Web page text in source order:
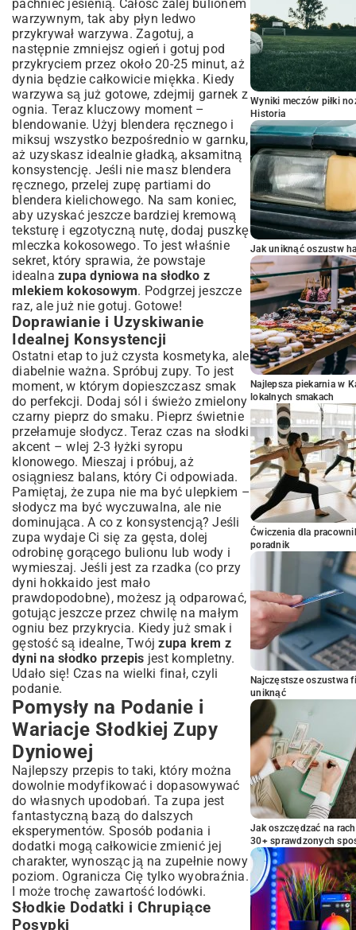
pachnieć jesienią. Całość zalej bulionem
warzywnym, tak aby płyn ledwo
przykrywał warzywa. Zagotuj, a
następnie zmniejsz ogień i gotuj pod
przykryciem przez około 20-25 minut, aż
dynia będzie całkowicie miękka. Kiedy
warzywa są już gotowe, zdejmij garnek z
ognia. Teraz kluczowy moment –
blendowanie. Użyj blendera ręcznego i
miksuj wszystko bezpośrednio w garnku,
aż uzyskasz idealnie gładką, aksamitną
konsystencję. Jeśli nie masz blendera
ręcznego, przelej zupę partiami do
blendera kielichowego. Na sam koniec,
aby uzyskać jeszcze bardziej kremową
teksturę i egzotyczną nutę, dodaj puszkę
mleczka kokosowego. To jest właśnie
sekret, który sprawia, że powstaje
idealna zupa dyniowa na słodko z
mlekiem kokosowym. Podgrzej jeszcze
raz, ale już nie gotuj. Gotowe!
Doprawianie i Uzyskiwanie
Idealnej Konsystencji
Ostatni etap to już czysta kosmetyka, ale
diabelnie ważna. Spróbuj zupy. To jest
moment, w którym dopieszczasz smak
do perfekcji. Dodaj sól i świeżo zmielony
czarny pieprz do smaku. Pieprz świetnie
przełamuje słodycz. Teraz czas na słodki
akcent – wlej 2-3 łyżki syropu
klonowego. Mieszaj i próbuj, aż
osiągniesz balans, który Ci odpowiada.
Pamiętaj, że zupa nie ma być ulepkiem –
słodycz ma być wyczuwalna, ale nie
dominująca. A co z konsystencją? Jeśli
zupa wydaje Ci się za gęsta, dolej
odrobinę gorącego bulionu lub wody i
wymieszaj. Jeśli jest za rzadka (co przy
dyni hokkaido jest mało
prawdopodobne), możesz ją odparować,
gotując jeszcze przez chwilę na małym
ogniu bez przykrycia. Kiedy już smak i
gęstość są idealne, Twójzupa krem z
dyni na słodko przepis jest kompletny.
Udało się! Czas na wielki finał, czyli
podanie.
Pomysły na Podanie i
Wariacje Słodkiej Zupy
Dyniowej
Najlepszy przepis to taki, który można
dowolnie modyfikować i dopasowywać
do własnych upodobań. Ta zupa jest
fantastyczną bazą do dalszych
eksperymentów. Sposób podania i
dodatki mogą całkowicie zmienić jej
charakter, wynosząc ją na zupełnie nowy
poziom. Ogranicza Cię tylko wyobraźnia.
I może trochę zawartość lodówki.
Słodkie Dodatki i Chrupiące
Posypki
Wyniki meczów piłki
Historia
Jak uniknąć oszustw
Najlepsza piekarnia w
lokalnych smakach
Ćwiczenia dla
poradnik
Najczęstsze oszustwa
uniknąć
Jak oszczędzać na
30+ sprawdzonych